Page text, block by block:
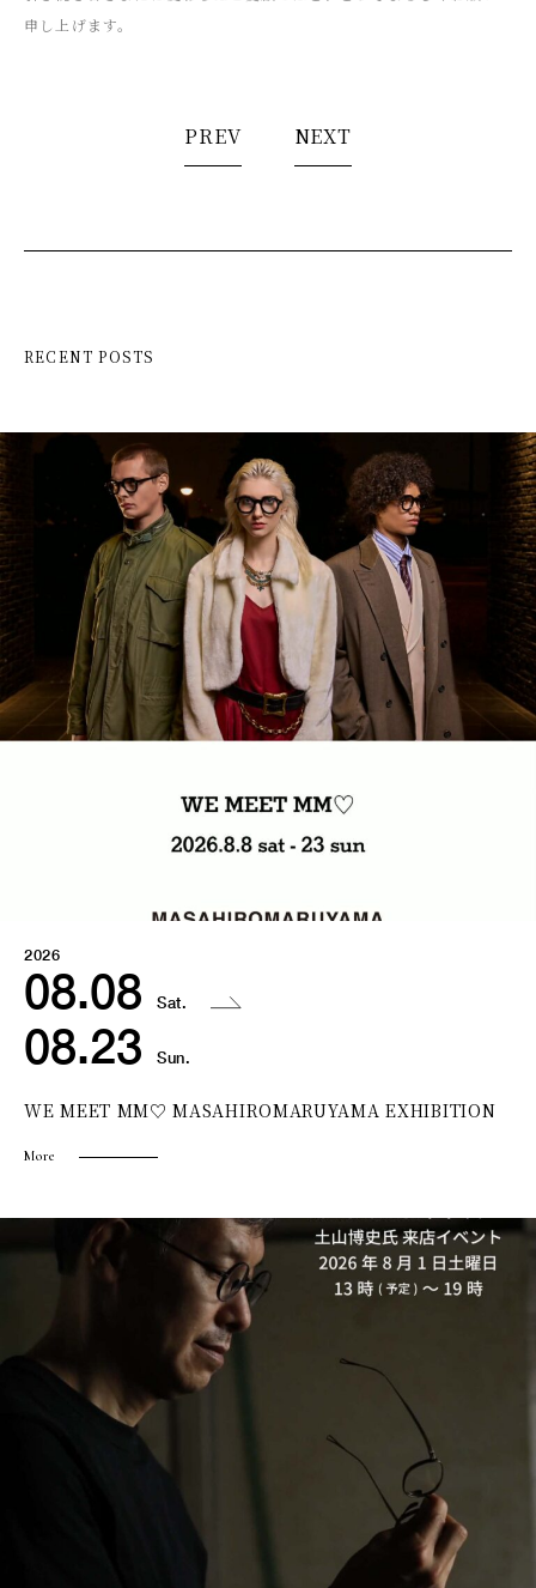
申し上げます。
PREV NEXT
RECENT POSTS
2026
08.08 Sat.
08.23 Sun.
WE MEET MM♡ MASAHIROMARUYAMA EXHIBITION
More